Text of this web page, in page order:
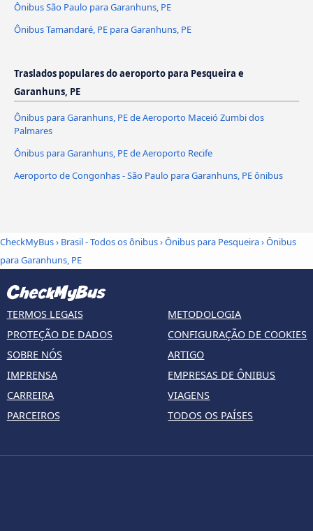
Ônibus São Paulo para Garanhuns, PE
Ônibus Tamandaré, PE para Garanhuns, PE
Traslados populares do aeroporto para Pesqueira e
Garanhuns, PE
Ônibus para Garanhuns, PE de Aeroporto Maceió Zumbi dos
Palmares
Ônibus para Garanhuns, PE de Aeroporto Recife
Aeroporto de Congonhas - São Paulo para Garanhuns, PE ônibus
CheckMyBus› Brasil - Todos os ônibus›Ônibus para Pesqueira›Ônibus
para Garanhuns, PE
TERMOS LEGAIS
PROTEÇÃO DE DADOS
SOBRE NÓS
IMPRENSA
CARREIRA
PARCEIROS
METODOLOGIA
CONFIGURAÇÃO DE COOKIES
ARTIGO
EMPRESAS DE ÔNIBUS
VIAGENS
TODOS OS PAÍSES